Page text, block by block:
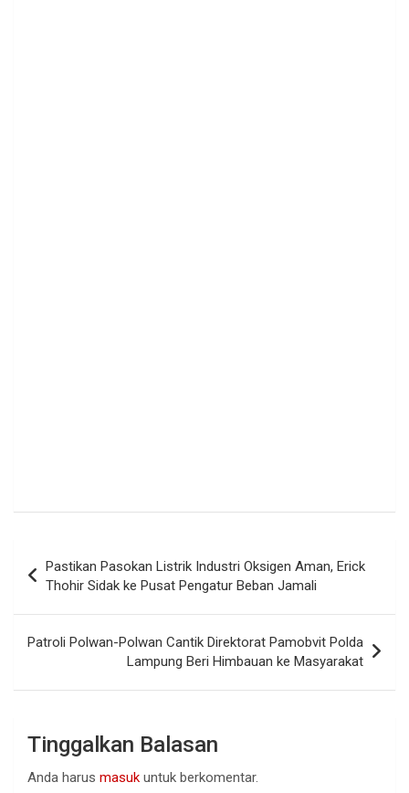
pos
Pastikan Pasokan Listrik Industri Oksigen Aman, Erick
Thohir Sidak ke Pusat Pengatur Beban Jamali
Patroli Polwan-Polwan Cantik Direktorat Pamobvit Polda
Lampung Beri Himbauan ke Masyarakat
Tinggalkan Balasan
Anda harus masuk untuk berkomentar.